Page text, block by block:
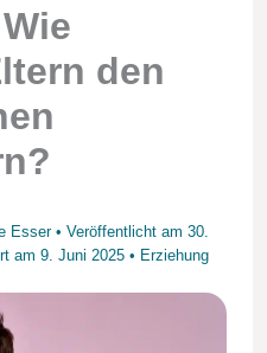
den
Esser • Veröffentlicht am 30.
am 9. Juni 2025• Erziehung